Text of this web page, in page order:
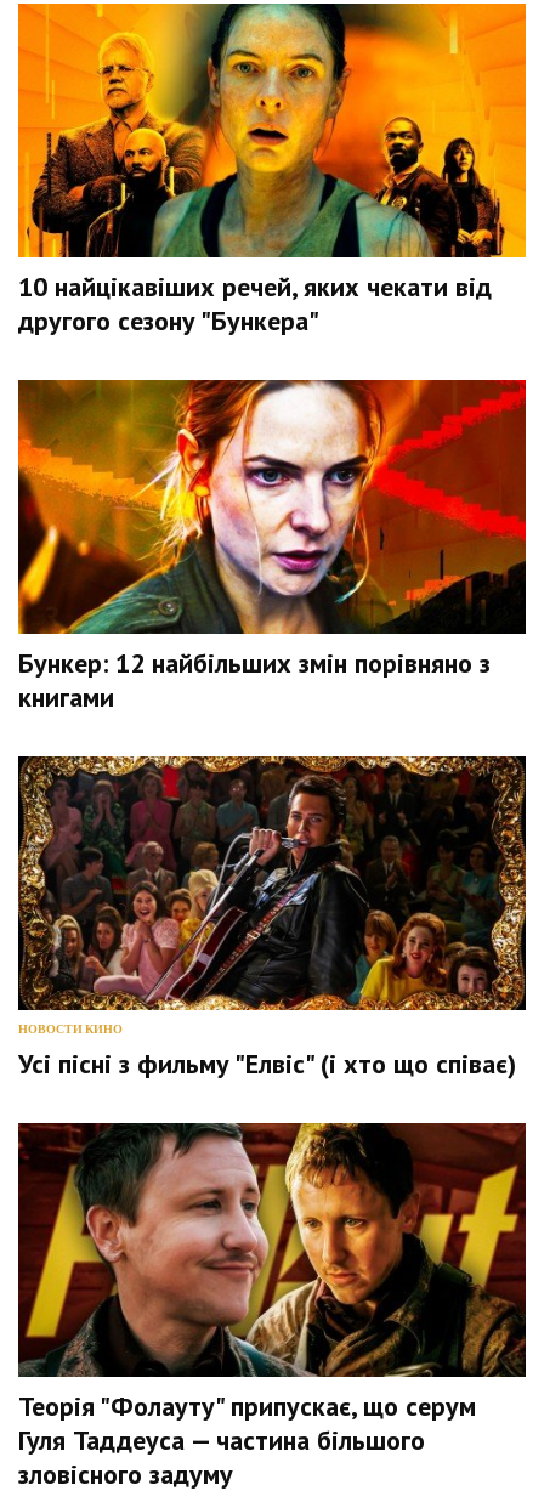
10 найцікавіших речей, яких чекати від
другого сезону "Бункера"
Бункер: 12 найбільших змін порівняно з
книгами
НОВОСТИ КИНО
Усі пісні з фильму "Елвіс" (і хто що співає)
Теорія "Фолауту" припускає, що серум
Гуля Таддеуса — частина більшого
зловісного задуму